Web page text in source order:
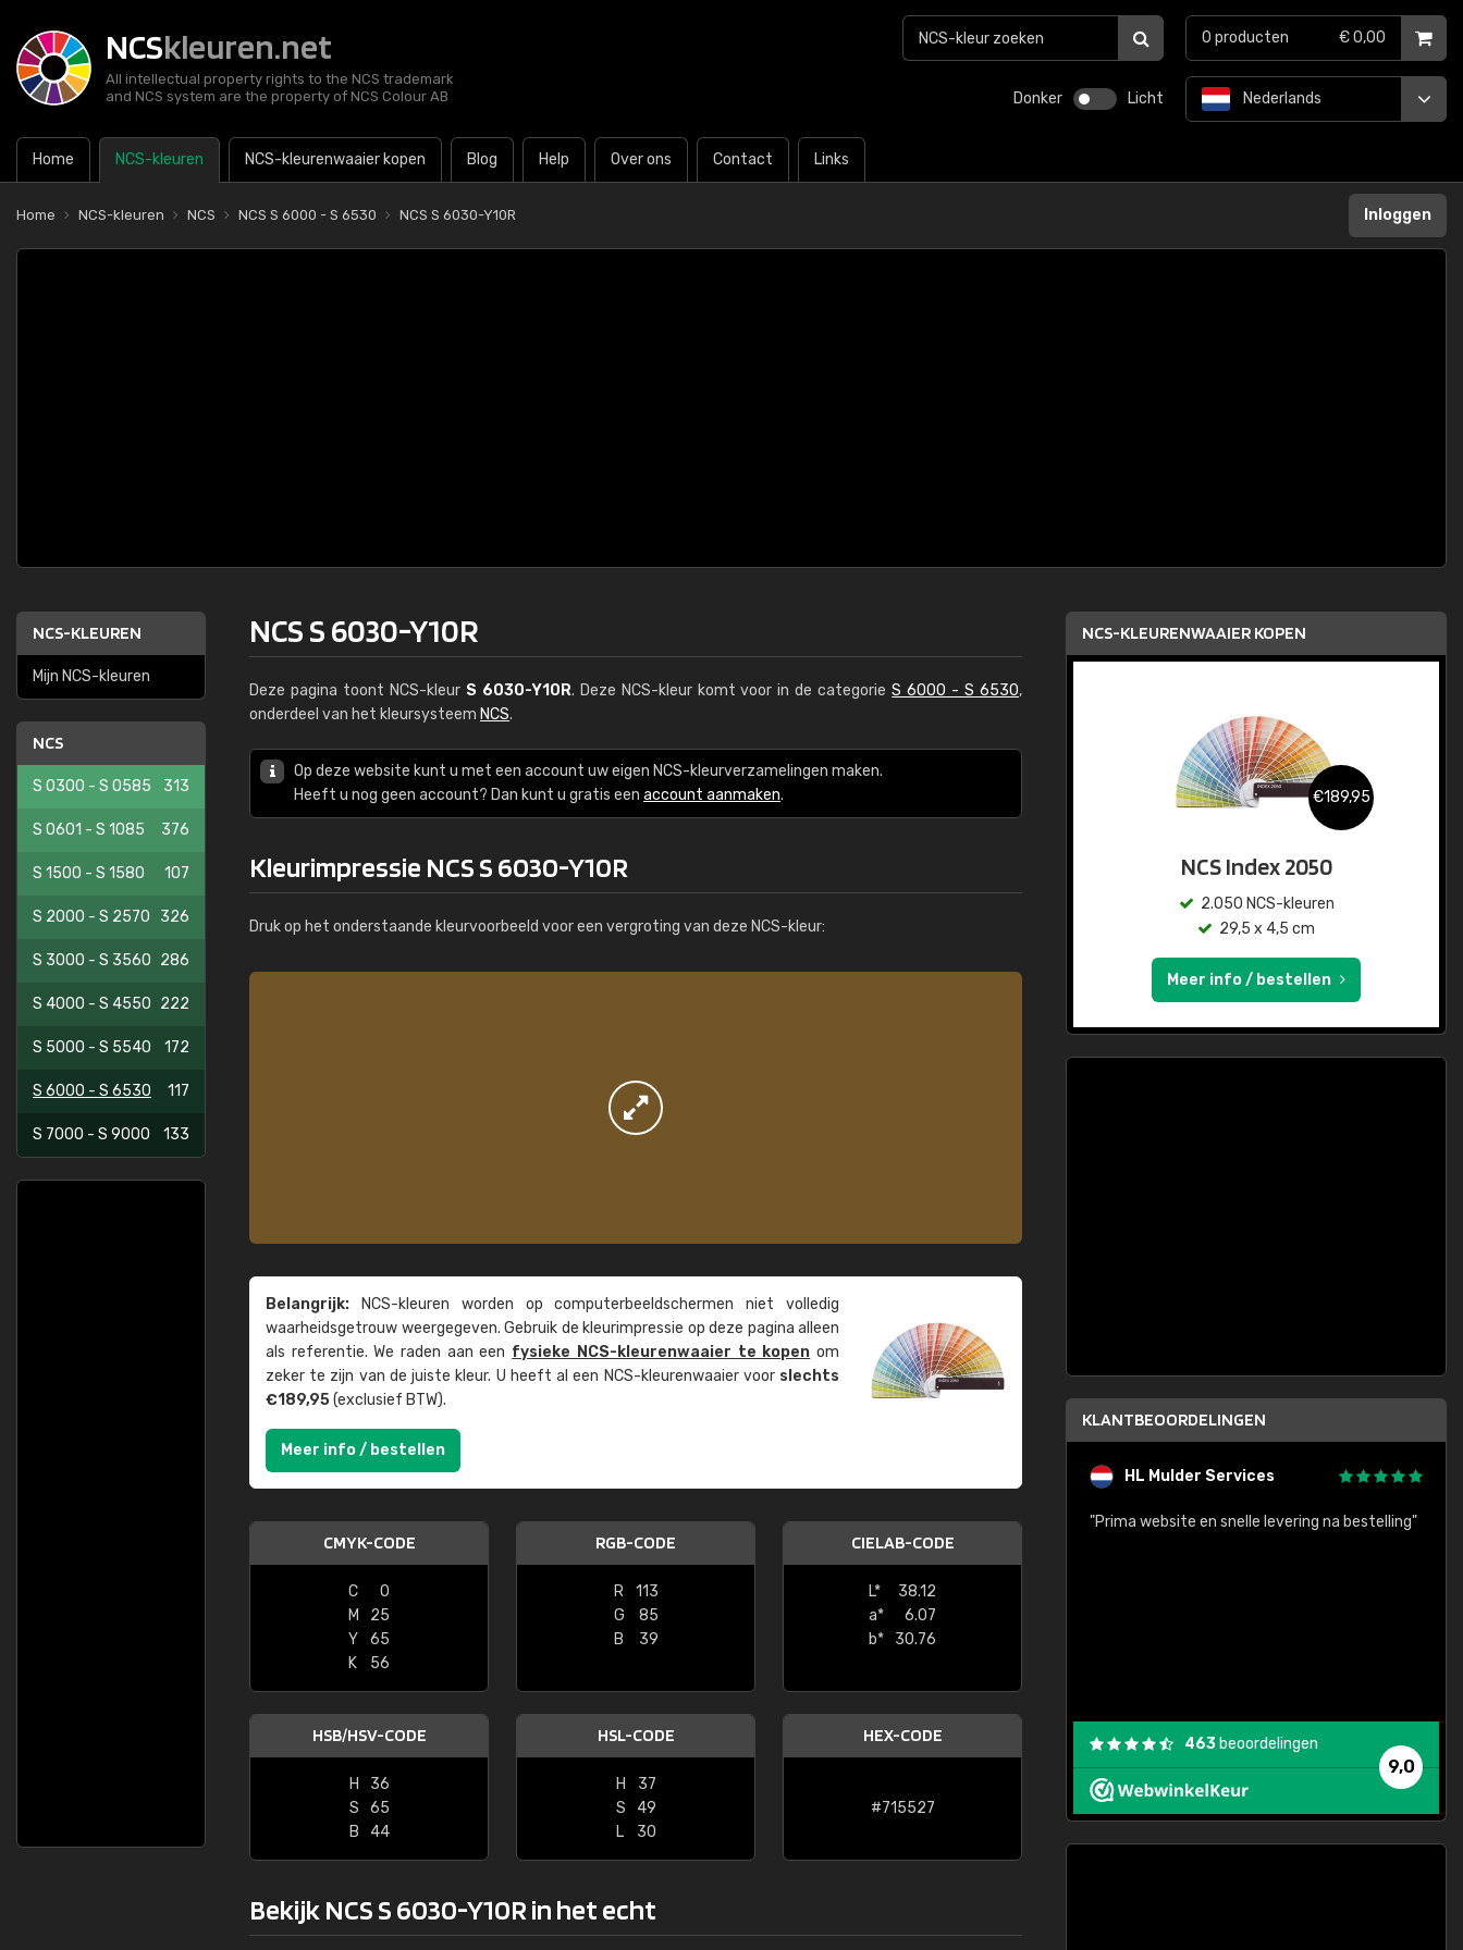
NCSkleuren.net
All intellectual property rights to the NCS trademark
and NCS system are the property of NCS Colour AB
Donker Licht
Home NCS-kleuren NCS-kleurenwaaier kopen Blog Help Over ons Contact Links
Nederlands
0 producten € 0,00
Home NCS-kleuren NCS NCS S 6000 - S 6530 NCS S 6030-Y10R Inloggen
NCS-KLEUREN
Mijn NCS-kleuren
NCS
S 0300 - S 0585 313
S 0601 - S 1085 376
S 1500 - S 1580 107
S 2000 - S 2570 326
S 3000 - S 3560 286
S 4000 - S 4550 222
S 5000 - S 5540 172
S 6000 - S 6530 117
S 7000 - S 9000 133
NCS S 6030-Y10R
Deze pagina toont NCS-kleur S 6030-Y10R. Deze NCS-kleur komt voor in de categorieS 6000 - S 6530,
onderdeel van het kleursysteem NCS.
Op deze website kunt u met een account uw eigen NCS-kleurverzamelingen maken.
Heeft u nog geen account? Dan kunt u gratis een account aanmaken.
Kleurimpressie NCS S 6030-Y10R
Druk op het onderstaande kleurvoorbeeld voor een vergroting van deze NCS-kleur:
Belangrijk: NCS-kleuren worden op computer­beeld­schermen niet volledig
waarheids­­getrouw weer­gegeven. Gebruik de kleur­impressie op deze pagina alleen
als referentie. We raden aan een fysieke NCS-kleuren­waaier te kopen om
zeker te zijn van de juiste kleur. U heeft al een NCS-kleuren­waaier voor slechts
€189,95(exclusief BTW).
Meer info / bestellen
CMYK-CODE
C
0
M
25
Y
65
K
56
RGB-CODE
R
113
G
85
B
39
CIELAB-CODE
L*
38.12
a*
6.07
b*
30.76
HSB/HSV-CODE
H
36
S
65
B
44
HSL-CODE
H
37
S
49
L
30
HEX-CODE
#715527
Bekijk NCS S 6030-Y10R in het echt
NCS-KLEURENWAAIER KOPEN
€189,95
NCS Index 2050
2.050 NCS-kleuren
29,5 x 4,5 cm
Meer info / bestellen
KLANTBEOORDELINGEN
"Super snelle service en zeer betaalbaar!"
HL Mulder Services
"Prima website en snelle levering na bestelling"
9,0
463 beoordelingen